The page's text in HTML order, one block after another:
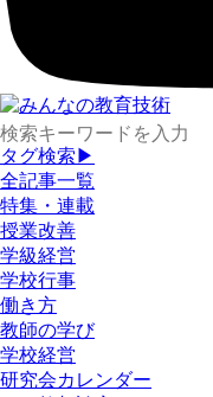
タグ検索▶
全記事一覧
特集・連載
授業改善
学級経営
学校行事
働き方
教師の学び
学校経営
研究会カレンダー